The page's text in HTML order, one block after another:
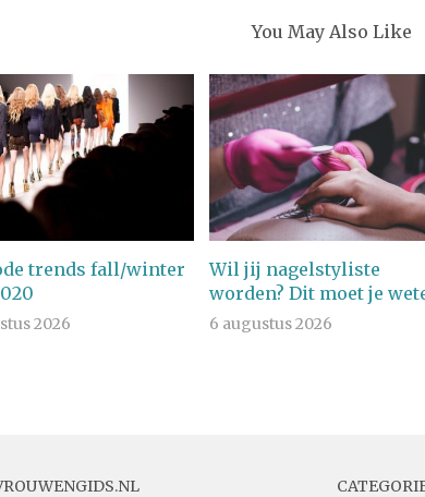
You May Also Like
trends fall/winter
2026
Wil jij nagelstyliste
worden? Dit moet je
6 augustus 2026